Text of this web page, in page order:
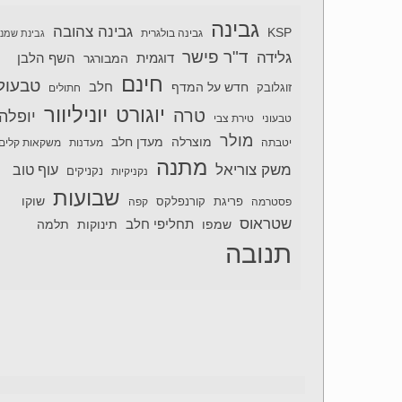
KSP גבינה גבינה בולגרית גבינה צהובה גבינת
גלידה ד"ר פישר דוגמית המבורגר השף הלבן
זוגלובק חדש על המדף חינם חלב חתולים
טבעוני טירת צבי טרה יוגורט יוניליוור
יטבתה מולר מוצרלה מעדן חלב מעדנות משקאות
משק צוריאל מתנה נקניקיות נקניקים עוף טוב
פסטרמה פריגת קורנפלקס קפה שבועות שוקו
שטראוס שמפו תחליפי חלב תינוקות תלמה
תנובה